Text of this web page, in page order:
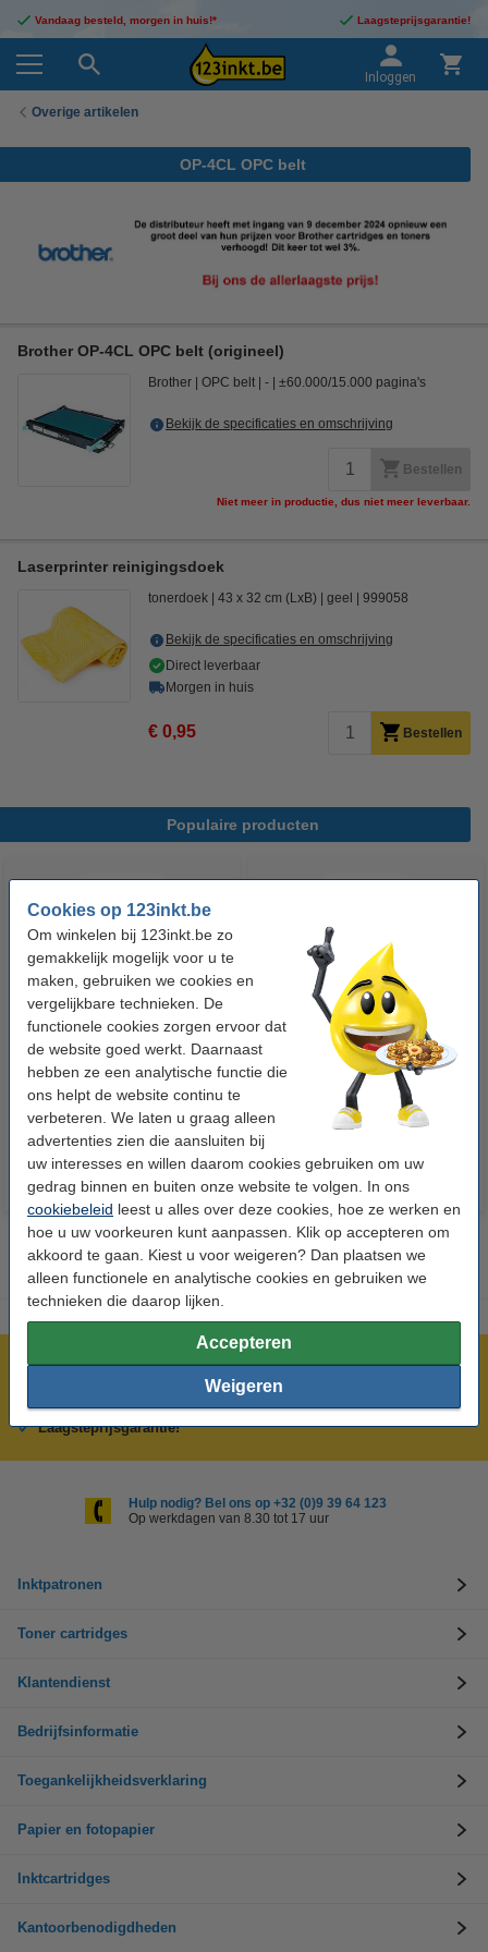
Cookies op 123inkt.be
Om winkelen bij 123inkt.be zo
gemakkelijk mogelijk voor u te
maken, gebruiken we cookies en
vergelijkbare technieken. De
functionele cookies zorgen ervoor dat
de website goed werkt. Daarnaast
hebben ze een analytische functie die
ons helpt de website continu te
verbeteren. We laten u graag alleen
advertenties zien die aansluiten bij
uw interesses en willen daarom cookies gebruiken om uw
gedrag binnen en buiten onze website te volgen. In ons
cookiebeleid leest u alles over deze cookies, hoe ze werken en
hoe u uw voorkeuren kunt aanpassen. Klik op accepteren om
akkoord te gaan. Kiest u voor weigeren? Dan plaatsen we
alleen functionele en analytische cookies en gebruiken we
technieken die daarop lijken.
Accepteren
Weigeren
Vandaag besteld, morgen in huis!* Laagsteprijsgarantie!
Inloggen
Overige artikelen
OP-4CL OPC belt
Brother OP-4CL OPC belt (origineel)
Brother OPC belt - ±60.000/15.000 pagina's
Bekijk de specificaties en omschrijving
Bestellen
Niet meer in productie, dus niet meer leverbaar.
Laserprinter reinigingsdoek
tonerdoek 43 x 32 cm (LxB) geel 999058
Bekijk de specificaties en omschrijving
Direct leverbaar
Morgen in huis
€ 0,95 Bestellen
Populaire producten
123accu Xtreme Power MN1500
Penlite AA batterij 24 stuks
€ 14,95
123inkt kopieerpapier 1 pak van
500 vellen A4 - 80 g/m²
€ 7,25 Incl. 21% btw
Meer dan 5 miljoen klanten!
Voor 22.00 uur besteld, morgen in huis!
Laagsteprijsgarantie!
Hulp nodig? Bel ons op +32 (0)9 39 64 123
Op werkdagen van 8.30 tot 17 uur
Inktpatronen
Toner cartridges
Klantendienst
Bedrijfsinformatie
Toegankelijkheidsverklaring
Papier en fotopapier
Inktcartridges
Kantoorbenodigdheden